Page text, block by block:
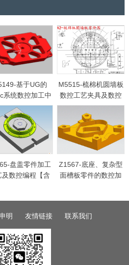
基于UG的
系统数控加工中
工工艺零件设计
含UG三维图】
M5515-梳棉机圆墙板
数控工艺夹具及数控
加工程序
盘盖零件加工
及数控编程【含
Z1567-底座、复杂型
面槽板零件的数控加
明 友情链接 联系我们